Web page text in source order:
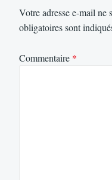
Votre adresse e-mail ne
obligatoires sont
Commentaire *